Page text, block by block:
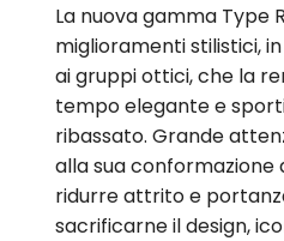
La nuova gamma Type
miglioramenti stilistici,
ai gruppi ottici, che la
tempo elegante e
ribassato. Grande
alla sua
ridurre attrito e
sacrificarne il design,